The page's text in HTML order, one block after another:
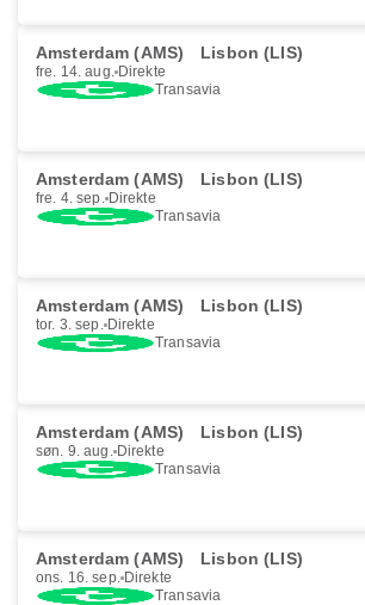
Amsterdam (AMS) Lisbon (LIS)
fre. 14. aug. Direkte
Transavia
Amsterdam (AMS) Lisbon (LIS)
fre. 4. sep. Direkte
Transavia
Amsterdam (AMS) Lisbon (LIS)
tor. 3. sep. Direkte
Transavia
Amsterdam (AMS) Lisbon (LIS)
søn. 9. aug. Direkte
Transavia
Amsterdam (AMS) Lisbon (LIS)
ons. 16. sep. Direkte
Transavia